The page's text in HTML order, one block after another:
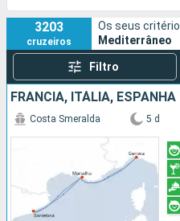
3203
cruzeiros
Os seus
Mediterrâneo
Filtro
FRANCIA, ITÁLIA, ESPANHA
Costa Smeralda 5 d